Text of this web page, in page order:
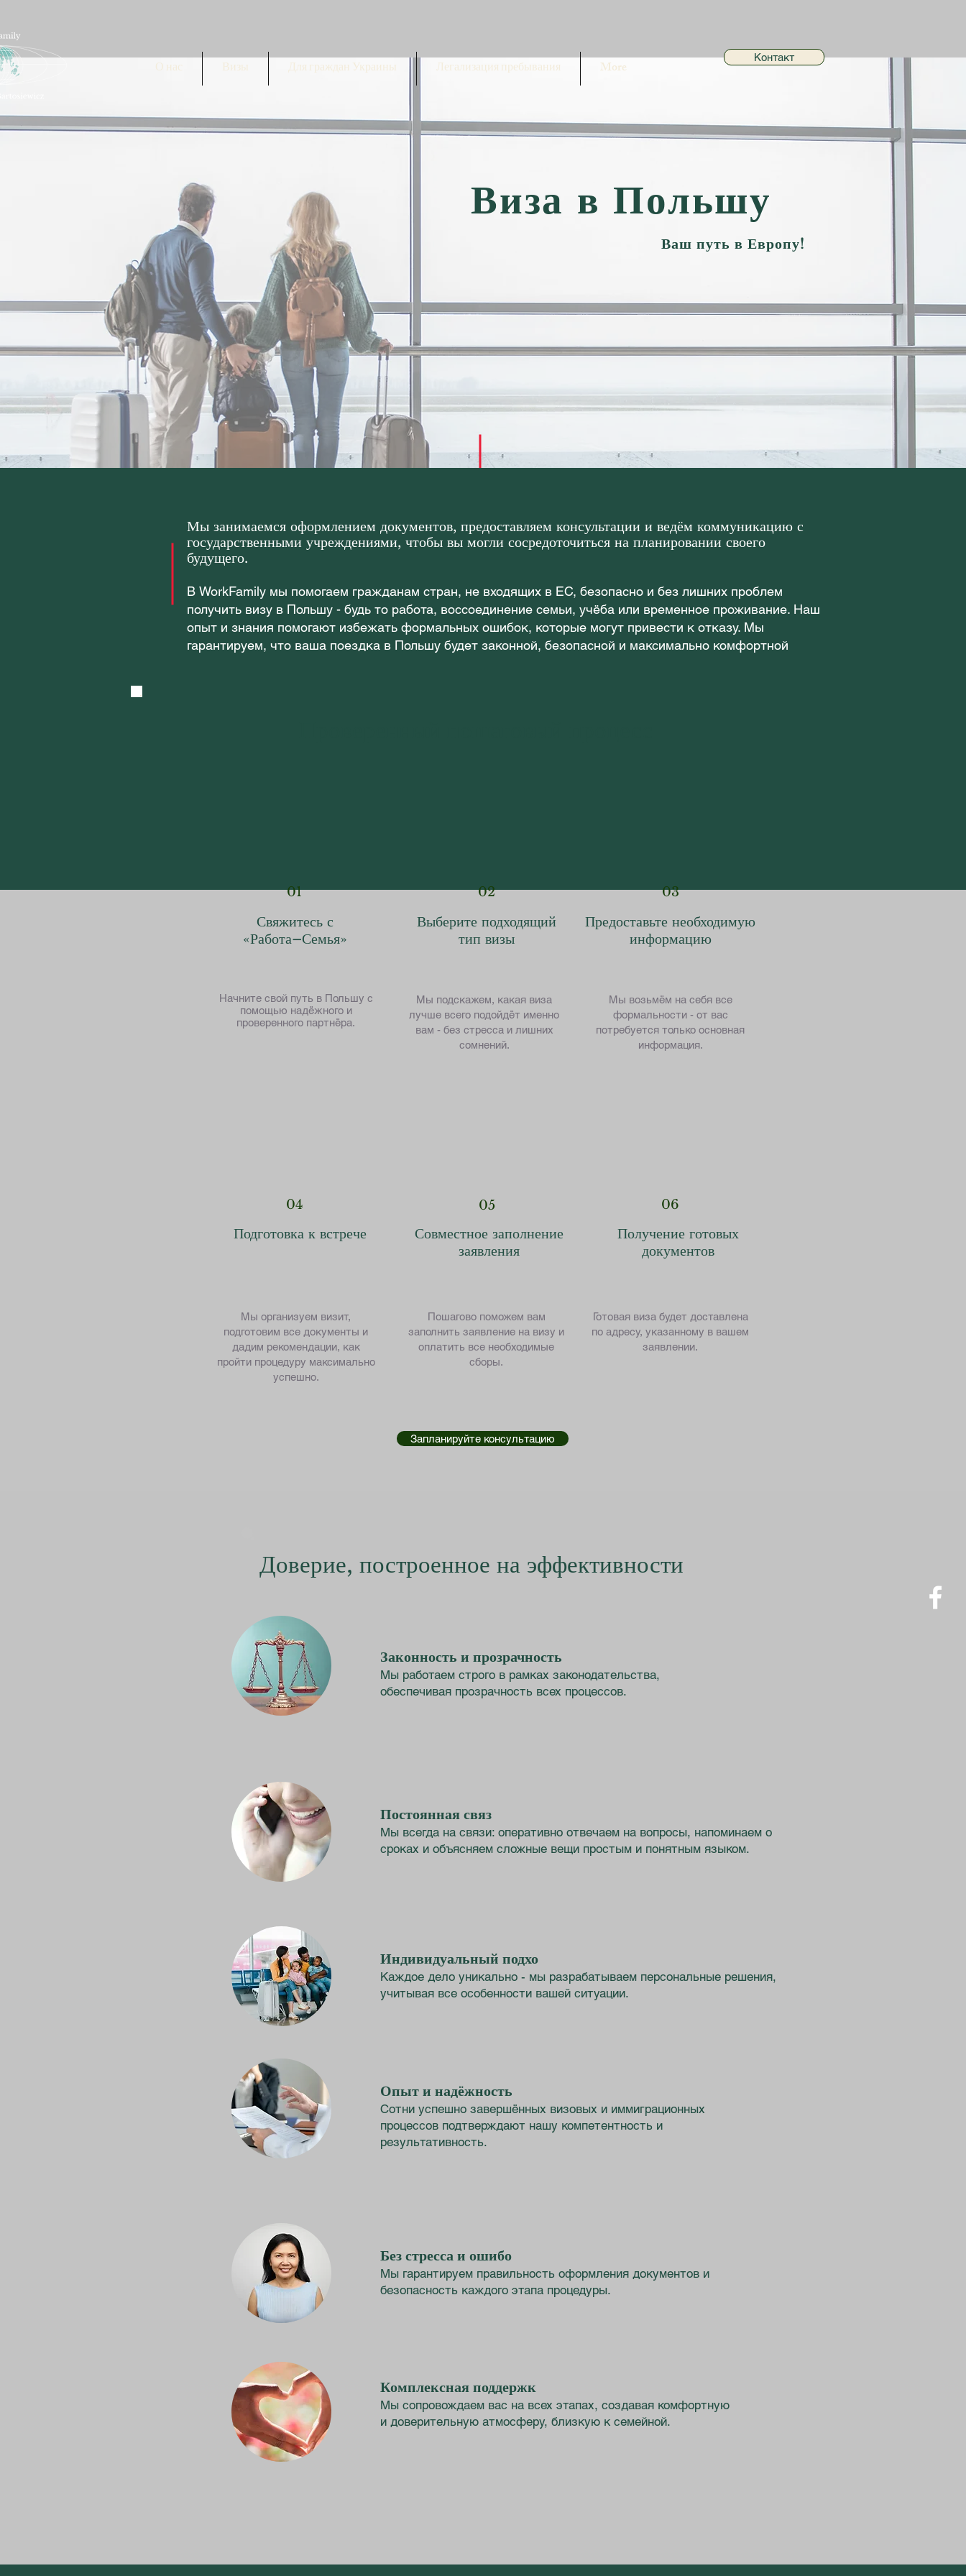
О нас Визы Для граждан Украины Легализация пребывания More
Контакт
Виза в Польшу
Ваш путь в Европу!
Мы занимаемся оформлением документов, предоставляем консультации и ведём коммуникацию с
государственными учреждениями, чтобы вы могли сосредоточиться на планировании своего
будущего.
В WorkFamily мы помогаем гражданам стран, не входящих в ЕС, безопасно и без лишних проблем
получить визу в Польшу - будь то работа, воссоединение семьи, учёба или временное проживание. Наш
опыт и знания помогают избежать формальных ошибок, которые могут привести к отказу. Мы
гарантируем, что ваша поездка в Польшу будет законной, безопасной и максимально комфортной
01
Свяжитесь с
«Работа–Семья»
Начните свой путь в Польшу с
помощью надёжного и
проверенного партнёра.
04
Подготовка к встрече
Мы организуем визит,
подготовим все документы и
дадим рекомендации, как
пройти процедуру максимально
успешно.
02
Выберите подходящий
тип визы
Мы подскажем, какая виза
лучше всего подойдёт именно
вам - без стресса и лишних
сомнений.
05
Совместное заполнение
заявления
Пошагово поможем вам
заполнить заявление на визу и
оплатить все необходимые
сборы.
03
Предоставьте необходимую
информацию
Мы возьмём на себя все
формальности - от вас
потребуется только основная
информация.
06
Получение готовых
документов
Готовая виза будет доставлена
по адресу, указанному в вашем
заявлении.
Запланируйте консультацию
Доверие, построенное на эффективности
Законность и прозрачность
Мы работаем строго в рамках законодательства,
обеспечивая прозрачность всех процессов.
Постоянная связ
Мы всегда на связи: оперативно отвечаем на вопросы, напоминаем о
сроках и объясняем сложные вещи простым и понятным языком.
Индивидуальный подхо
Каждое дело уникально - мы разрабатываем персональные решения,
учитывая все особенности вашей ситуации.
Опыт и надёжность
Сотни успешно завершённых визовых и иммиграционных
процессов подтверждают нашу компетентность и
результативность.
Без стресса и ошибо
Мы гарантируем правильность оформления документов и
безопасность каждого этапа процедуры.
Комплексная поддержк
Мы сопровождаем вас на всех этапах, создавая комфортную
и доверительную атмосферу, близкую к семейной.